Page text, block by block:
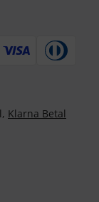
Klarna Betal